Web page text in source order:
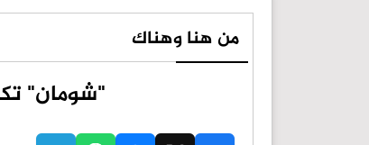
من هنا وهناك
"شومان" تكرم